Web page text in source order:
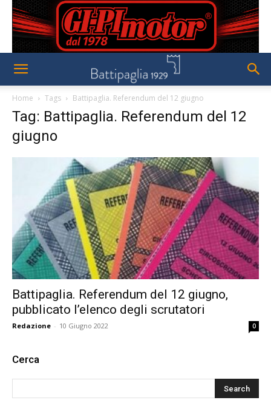
Home Tags Battipaglia. Referendum del 12 giugno
Tag: Battipaglia. Referendum del 12
giugno
Battipaglia. Referendum del 12 giugno,
pubblicato l’elenco degli scrutatori
Redazione - 10 Giugno 2022 0
Cerca